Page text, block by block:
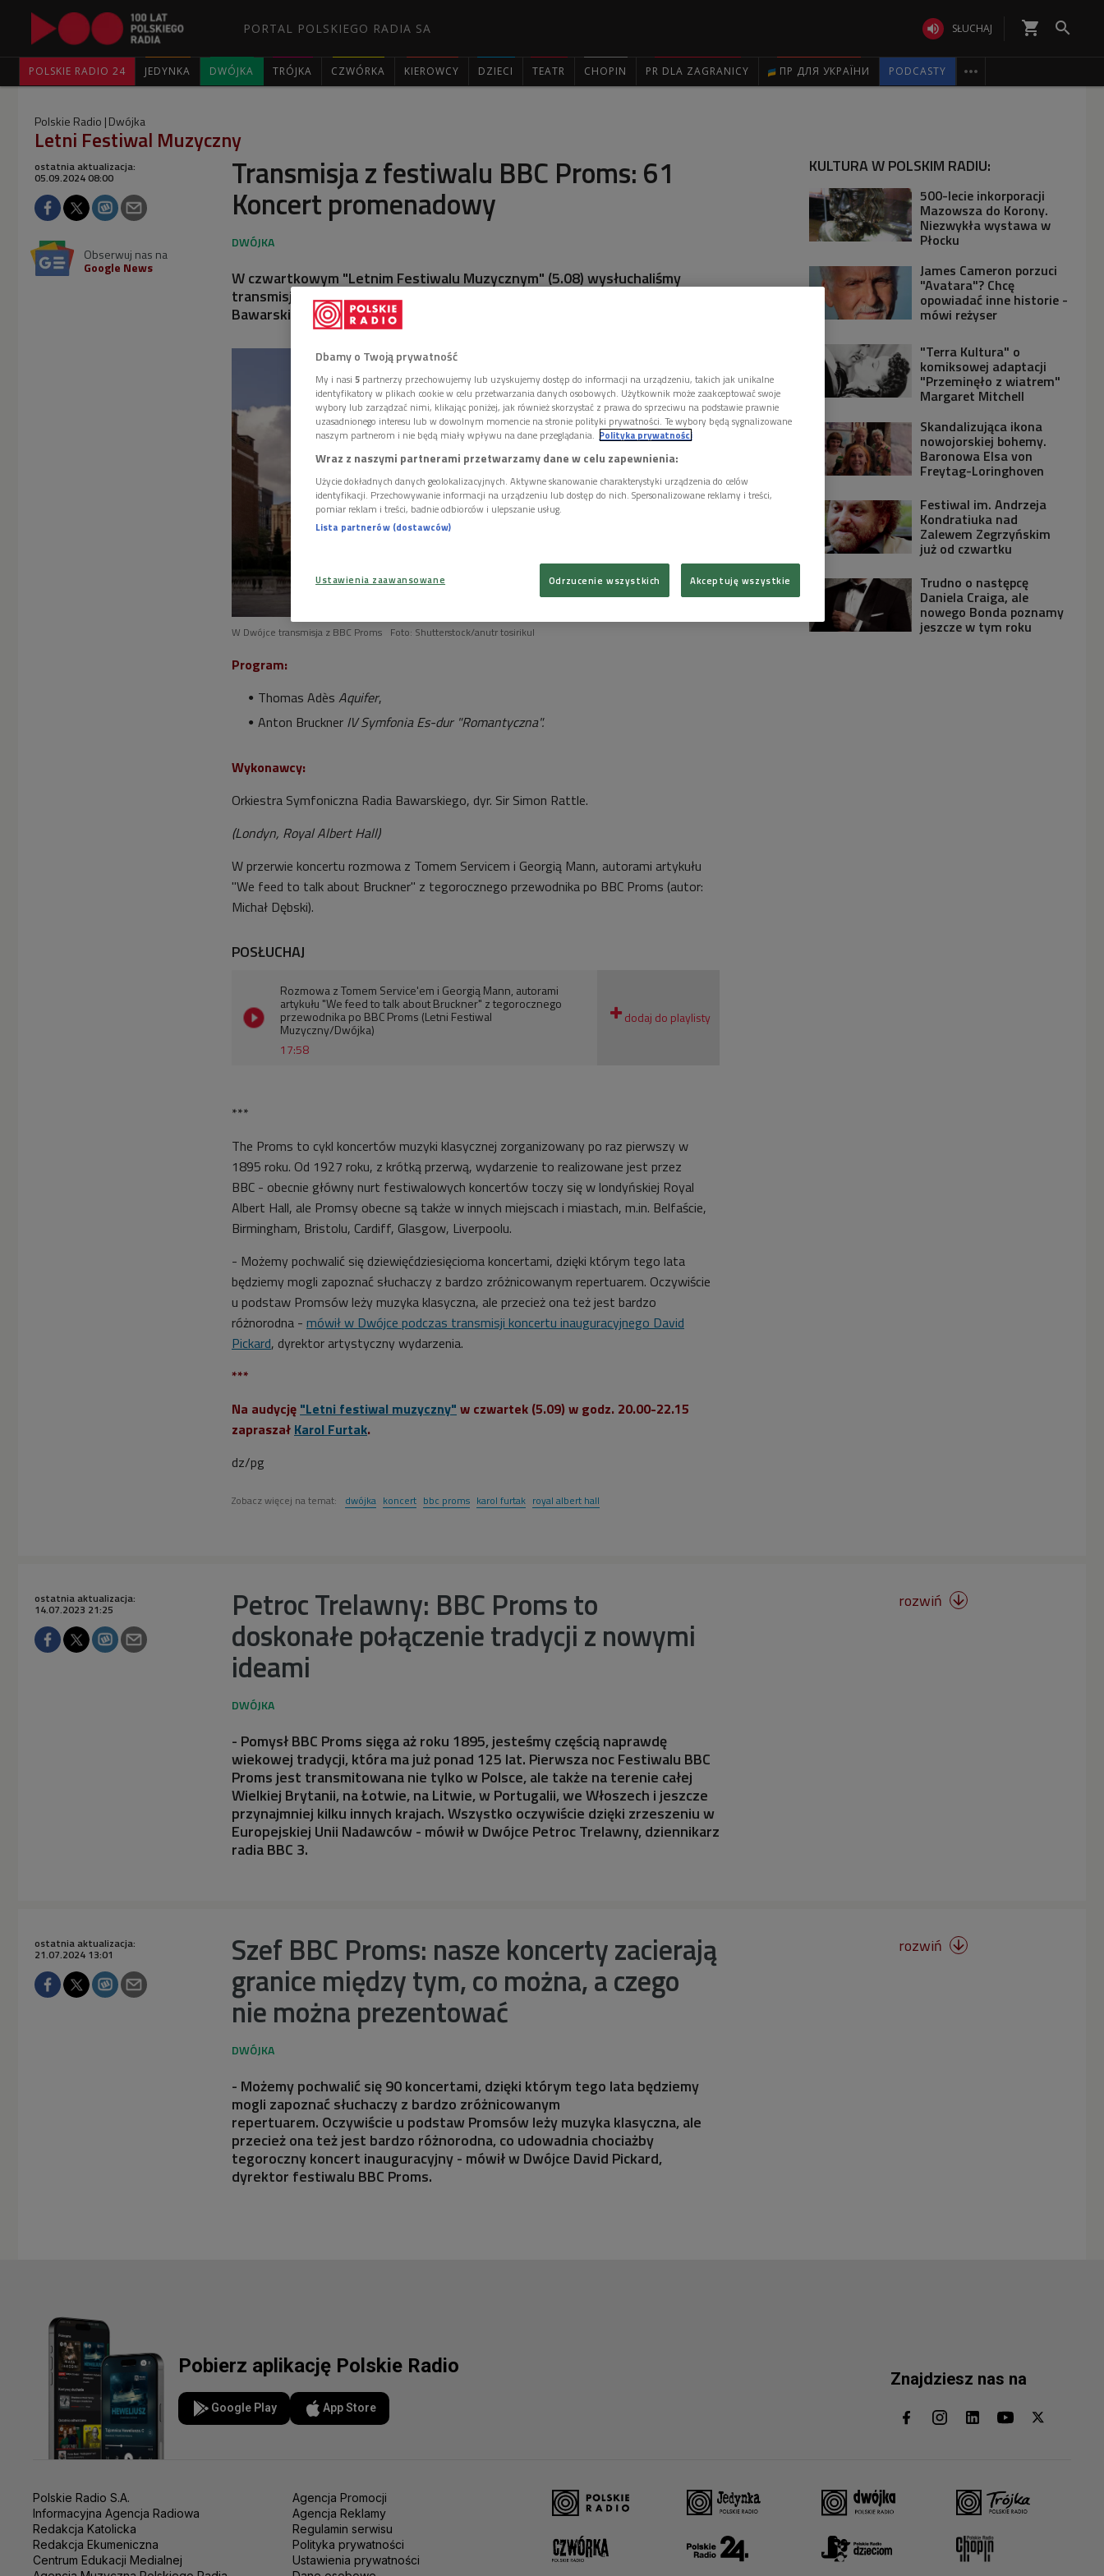
PORTAL POLSKIEGO RADIA SA  SŁUCHAJ shopping_cart 
POLSKIE RADIO 24 JEDYNKA DWÓJKA TRÓJKA CZWÓRKA KIEROWCY DZIECI TEATR CHOPIN PR DLA ZAGRANICY ПР ДЛЯ УКРАЇНИ PODCASTY 
Polskie Radio Dwójka
Letni Festiwal Muzyczny
Transmisja z festiwalu BBC Proms: 61
Koncert promenadowy
ostatnia aktualizacja:
05.09.2024 08:00
Obserwuj nas na
Google News
W czwartkowym "Letnim Festiwalu Muzycznym" (5.08) wysłuchaliśmy
transmisji z BBC Proms. Wśród wykonawców: Orkiestra Symfoniczna Radia
Bawarskiego pod batutą sir Simona Rattle'a.
W Dwójce transmisja z BBC Proms Foto: Shutterstock/anutr tosirikul
Program:
Thomas Adès Aquifer,
Anton Bruckner IV Symfonia Es-dur "Romantyczna".
Wykonawcy:
Orkiestra Symfoniczna Radia Bawarskiego, dyr. Sir Simon Rattle.
(Londyn, Royal Albert Hall)
W przerwie koncertu rozmowa z Tomem Servicem i Georgią Mann, autorami artykułu
"We feed to talk about Bruckner" z tegorocznego przewodnika po BBC Proms (autor:
Michał Dębski).
POSŁUCHAJ
17:58
Rozmowa z Tomem Service'em i Georgią Mann, autorami
artykułu "We feed to talk about Bruckner" z tegorocznego
przewodnika po BBC Proms (Letni Festiwal
Muzyczny/Dwójka)
***
The Proms to cykl koncertów muzyki klasycznej zorganizowany po raz pierwszy w
1895 roku. Od 1927 roku, z krótką przerwą, wydarzenie to realizowane jest przez
BBC - obecnie główny nurt festiwalowych koncertów toczy się w londyńskiej Royal
Albert Hall, ale Promsy obecne są także w innych miejscach i miastach, m.in. Belfaście,
Birmingham, Bristolu, Cardiff, Glasgow, Liverpoolu.
- Możemy pochwalić się dziewięćdziesięcioma koncertami, dzięki którym tego lata
będziemy mogli zapoznać słuchaczy z bardzo zróżnicowanym repertuarem. Oczywiście
u podstaw Promsów leży muzyka klasyczna, ale przecież ona też jest bardzo
różnorodna - mówił w Dwójce podczas transmisji koncertu inauguracyjnego David
Pickard, dyrektor artystyczny wydarzenia.
***
Na audycję "Letni festiwal muzyczny" w czwartek (5.09) w godz. 20.00-22.15
zapraszał Karol Furtak.
dz/pg
Zobacz więcej na temat: dwójka koncert bbc proms karol furtak royal albert hall
KULTURA W POLSKIM RADIU:
500-lecie inkorporacji
Mazowsza do Korony.
Niezwykła wystawa w
Płocku
James Cameron porzuci
"Avatara"? Chcę
opowiadać inne historie -
mówi reżyser
"Terra Kultura" o
komiksowej adaptacji
"Przeminęło z wiatrem"
Margaret Mitchell
Skandalizująca ikona
nowojorskiej bohemy.
Baronowa Elsa von
Freytag-Loringhoven
Festiwal im. Andrzeja
Kondratiuka nad
Zalewem Zegrzyńskim
już od czwartku
Trudno o następcę
Daniela Craiga, ale
nowego Bonda poznamy
jeszcze w tym roku
Petroc Trelawny: BBC Proms to
doskonałe połączenie tradycji z nowymi
ideami
ostatnia aktualizacja:
14.07.2023 21:25
- Pomysł BBC Proms sięga aż roku 1895, jesteśmy częścią naprawdę
wiekowej tradycji, która ma już ponad 125 lat. Pierwsza noc Festiwalu BBC
Proms jest transmitowana nie tylko w Polsce, ale także na terenie całej
Wielkiej Brytanii, na Łotwie, na Litwie, w Portugalii, we Włoszech i jeszcze
przynajmniej kilku innych krajach. Wszystko oczywiście dzięki zrzeszeniu w
Europejskiej Unii Nadawców - mówił w Dwójce Petroc Trelawny, dziennikarz
radia BBC 3.
rozwiń 
Szef BBC Proms: nasze koncerty zacierają
granice między tym, co można, a czego
nie można prezentować
ostatnia aktualizacja:
21.07.2024 13:01
- Możemy pochwalić się 90 koncertami, dzięki którym tego lata będziemy
mogli zapoznać słuchaczy z bardzo zróżnicowanym
repertuarem. Oczywiście u podstaw Promsów leży muzyka klasyczna, ale
przecież ona też jest bardzo różnorodna, co udowadnia chociażby
tegoroczny koncert inauguracyjny - mówił w Dwójce David Pickard,
dyrektor festiwalu BBC Proms.
rozwiń 
Pobierz aplikację Polskie Radio
Google Play App Store
Znajdziesz nas na
Polskie Radio S.A.
Informacyjna Agencja Radiowa
Redakcja Katolicka
Redakcja Ekumeniczna
Centrum Edukacji Medialnej
Agencja Promocji
Agencja Reklamy
Regulamin serwisu
Polityka prywatności
Ustawienia prywatności
Dbamy o Twoją prywatność
My i nasi 5 partnerzy przechowujemy lub uzyskujemy dostęp do informacji na urządzeniu, takich jak unikalne
identyfikatory w plikach cookie w celu przetwarzania danych osobowych. Użytkownik może zaakceptować swoje
wybory lub zarządzać nimi, klikając poniżej, jak również skorzystać z prawa do sprzeciwu na podstawie prawnie
uzasadnionego interesu lub w dowolnym momencie na stronie polityki prywatności. Te wybory będą sygnalizowane
naszym partnerom i nie będą miały wpływu na dane przeglądania. Polityka prywatności
Wraz z naszymi partnerami przetwarzamy dane w celu zapewnienia:
Użycie dokładnych danych geolokalizacyjnych. Aktywne skanowanie charakterystyki urządzenia do celów
identyfikacji. Przechowywanie informacji na urządzeniu lub dostęp do nich. Spersonalizowane reklamy i treści,
pomiar reklam i treści, badnie odbiorców i ulepszanie usług.
Lista partnerów (dostawców)
Ustawienia zaawansowane Odrzucenie wszystkich Akceptuję wszystkie